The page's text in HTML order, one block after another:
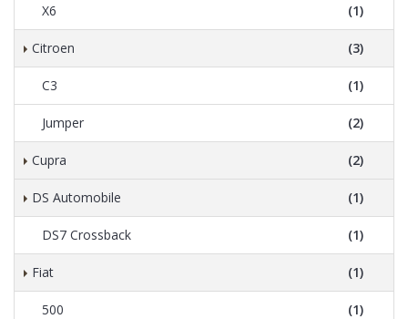
X6 (1)
Citroen (3)
C3 (1)
Jumper (2)
Cupra (2)
DS Automobile (1)
DS7 Crossback (1)
Fiat (1)
500 (1)